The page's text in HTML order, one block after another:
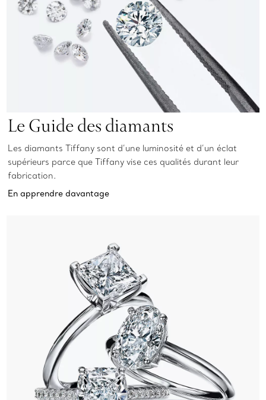
Le Guide des diamants
Les diamants Tiffany sont d’une luminosité et d’un éclat
supérieurs parce que Tiffany vise ces qualités durant leur
fabrication.
En apprendre davantage